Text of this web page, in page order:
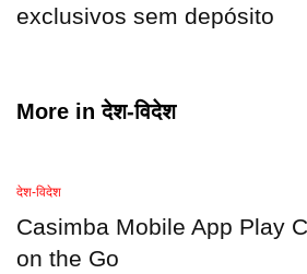
exclusivos sem depósito
More inदेश-विदेश
देश-विदेश
Casimba Mobile App Play
on the Go